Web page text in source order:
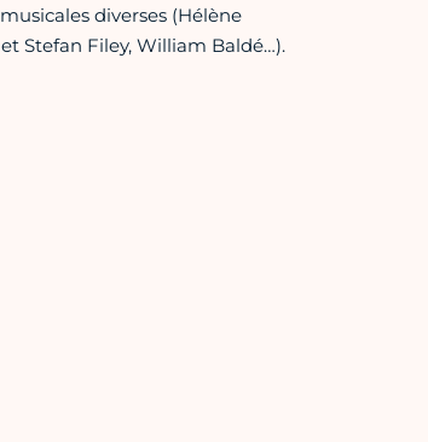
diverses (Hélène
Stefan Filey, William Baldé…).